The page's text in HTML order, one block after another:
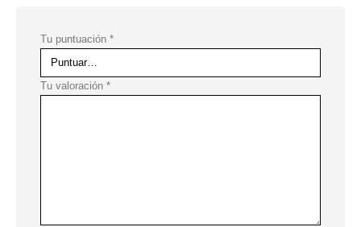
Tu puntuación *
Tu valoración *